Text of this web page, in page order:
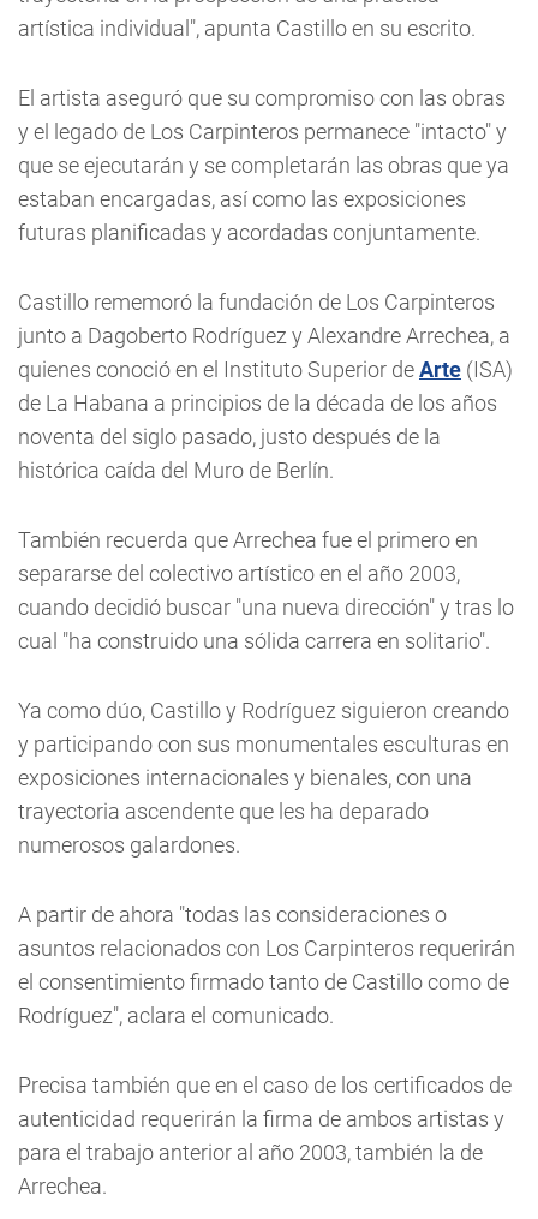
artística individual", apunta Castillo en su escrito.
El artista aseguró que su compromiso con las obras
y el legado de Los Carpinteros permanece "intacto" y
que se ejecutarán y se completarán las obras que ya
estaban encargadas, así como las exposiciones
futuras planificadas y acordadas conjuntamente.
Castillo rememoró la fundación de Los Carpinteros
junto a Dagoberto Rodríguez y Alexandre Arrechea, a
quienes conoció en el Instituto Superior deArte (ISA)
de La Habana a principios de la década de los años
noventa del siglo pasado, justo después de la
histórica caída del Muro de Berlín.
También recuerda que Arrechea fue el primero en
separarse del colectivo artístico en el año 2003,
cuando decidió buscar "una nueva dirección" y tras lo
cual "ha construido una sólida carrera en solitario".
Ya como dúo, Castillo y Rodríguez siguieron creando
y participando con sus monumentales esculturas en
exposiciones internacionales y bienales, con una
trayectoria ascendente que les ha deparado
numerosos galardones.
A partir de ahora "todas las consideraciones o
asuntos relacionados con Los Carpinteros requerirán
el consentimiento firmado tanto de Castillo como de
Rodríguez", aclara el comunicado.
Precisa también que en el caso de los certificados de
autenticidad requerirán la firma de ambos artistas y
para el trabajo anterior al año 2003, también la de
Arrechea.